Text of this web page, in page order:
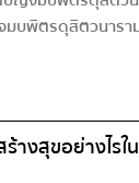
ตรดุสิตวนารา
างสุขอย่างไร